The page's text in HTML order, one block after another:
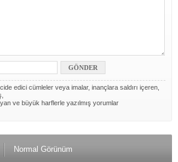
edici cümleler veya imalar, inançlara saldırı içeren,
ve büyük harflerle yazılmış yorumlar
Normal Görünüm